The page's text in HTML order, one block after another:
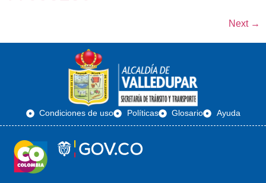
Next →
Condiciones de uso Políticas Glosario Ayuda